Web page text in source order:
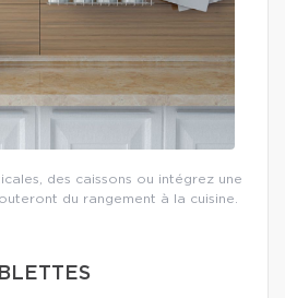
des caissons ou intégrez une
du rangement à la cuisine.